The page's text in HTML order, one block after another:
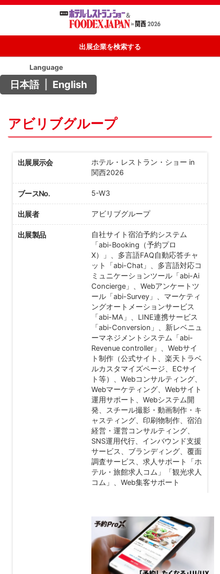
出展企業を検索する
Language
日本語 English
アビリブグループ
出展展示会
ホテル・レストラン・ショー in
関西2026
ブースNo. 5-W3
出展者 アビリブグループ
出展製品
自社サイト宿泊予約システム
「abi-Booking（予約プロ
X）」、多言語FAQ自動応答チャ
ット「abi-Chat」、多言語対応コ
ミュニケーションツール「abi-Ai
Concierge」、Webアンケートツ
ール「abi-Survey」、マーケティ
ングオートメーションサービス
「abi-MA」、LINE連携サービス
「abi-Conversion」、新レベニュ
ーマネジメントシステム「abi-
Revenue controller」、Webサイ
ト制作（公式サイト、楽天トラベ
ルカスタマイズページ、ECサイ
ト等）、Webコンサルティング、
Webマーケティング、Webサイト
運用サポート、Webシステム開
発、スチール撮影・動画制作・キ
ャスティング、印刷物制作、宿泊
経営・運営コンサルティング、
SNS運用代行、インバウンド支援
サービス、ブランディング、覆面
調査サービス、求人サポート「ホ
テル・旅館求人コム」「観光求人
コム」、Web集客サポート